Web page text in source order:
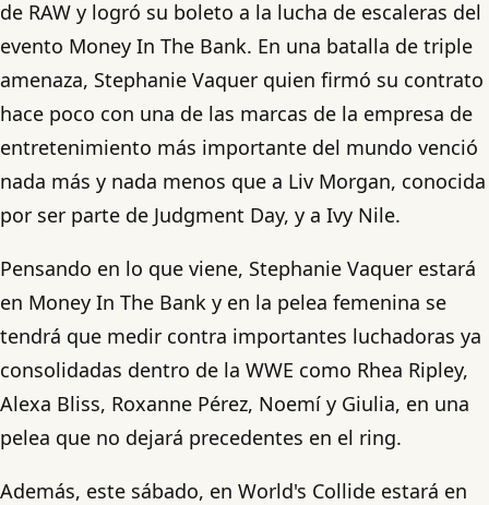
de RAW y logró su boleto a la lucha de escaleras del
evento Money In The Bank. En una batalla de triple
amenaza, Stephanie Vaquer quien firmó su contrato
hace poco con una de las marcas de la empresa de
entretenimiento más importante del mundo venció
nada más y nada menos que a Liv Morgan, conocida
por ser parte de Judgment Day, y a Ivy Nile.
Pensando en lo que viene, Stephanie Vaquer estará
en Money In The Bank y en la pelea femenina se
tendrá que medir contra importantes luchadoras ya
consolidadas dentro de la WWE como Rhea Ripley,
Alexa Bliss, Roxanne Pérez, Noemí y Giulia, en una
pelea que no dejará precedentes en el ring.
Además, este sábado, en World's Collide estará en